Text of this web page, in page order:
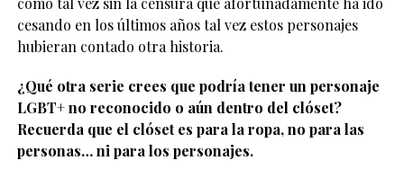
cesando en los últimos años tal vez estos personajes
hubieran contado otra historia.
¿Qué otra serie crees que podría tener un personaje
LGBT+ no reconocido o aún dentro del clóset?
Recuerda que el clóset es para la ropa, no para las
personas… ni para los personajes.